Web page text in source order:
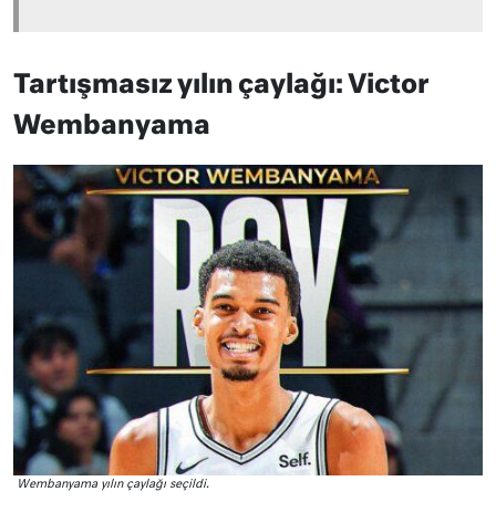
Tartışmasız yılın çaylağı: Victor
Wembanyama
Wembanyama yılın çaylağı seçildi.